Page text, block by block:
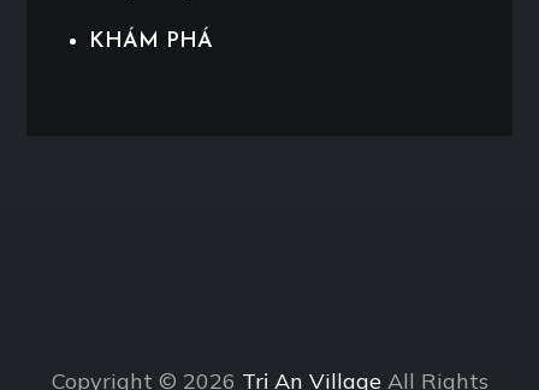
KHÁM PHÁ
Copyright © 2026 Trị An VillageAll Rights